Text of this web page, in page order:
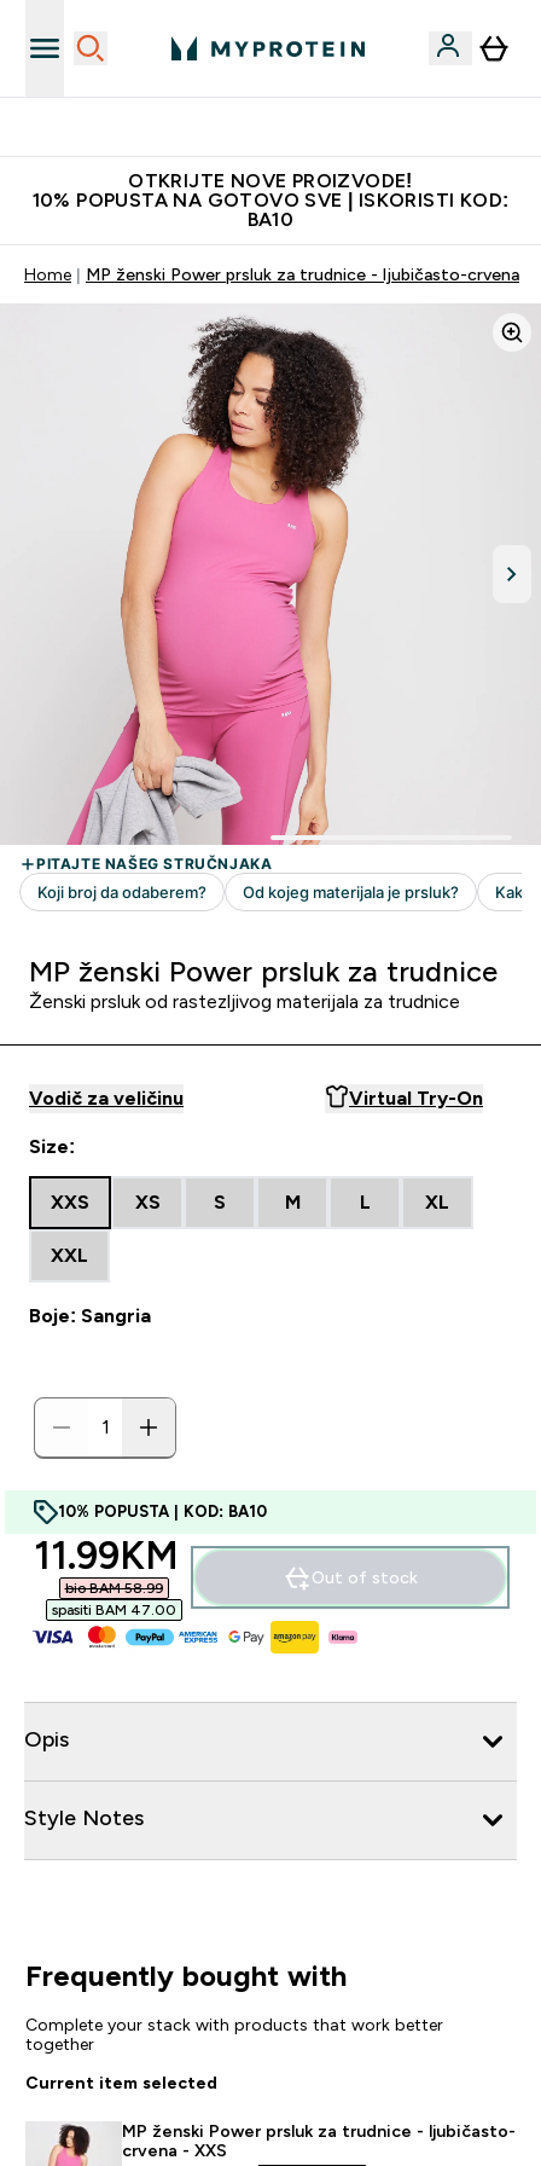
OTKRIJTE NOVE PROIZVODE!
10% POPUSTA NA GOTOVO SVE | ISKORISTI KOD:
BA10
Home MP ženski Power prsluk za trudnice - ljubičasto-crvena
MP ženski Power prsluk za trudnice
Ženski prsluk od rastezljivog materijala za trudnice
Vodič za veličinu Virtual Try-On
Size:
XXS XS S M L XL
XXL
Boje: Sangria
10% POPUSTA | KOD: BA10
discounted price
11.99KM‎
bio BAM 58.99‎
spasiti BAM 47.00‎
Out of stock
Opis
Style Notes
Frequently bought with
Complete your stack with products that work better
together
Current item selected
MP ženski Power prsluk za trudnice - ljubičasto-
crvena - XXS